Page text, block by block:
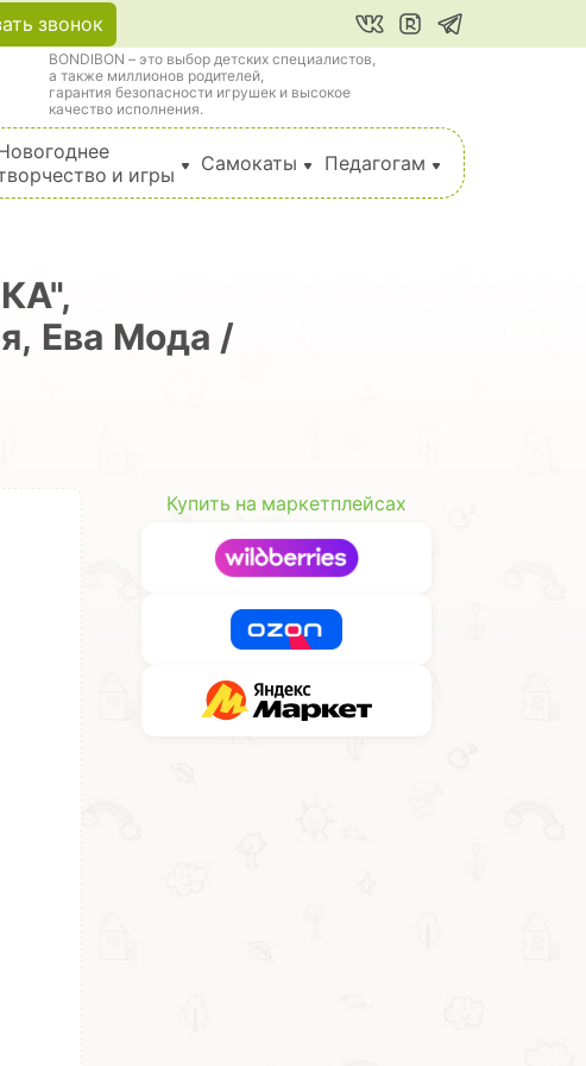
звонок
BONDIBON – это выбор детских специалистов,
а также миллионов родителей,
гарантия безопасности игрушек и высокое
качество исполнения.
и игры
Самокаты Педагогам
Ева Мода /
Купить на маркетплейсах